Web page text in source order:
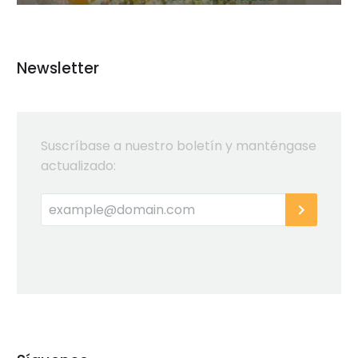
Newsletter
Suscríbase a nuestro boletín y manténgase
actualizado: